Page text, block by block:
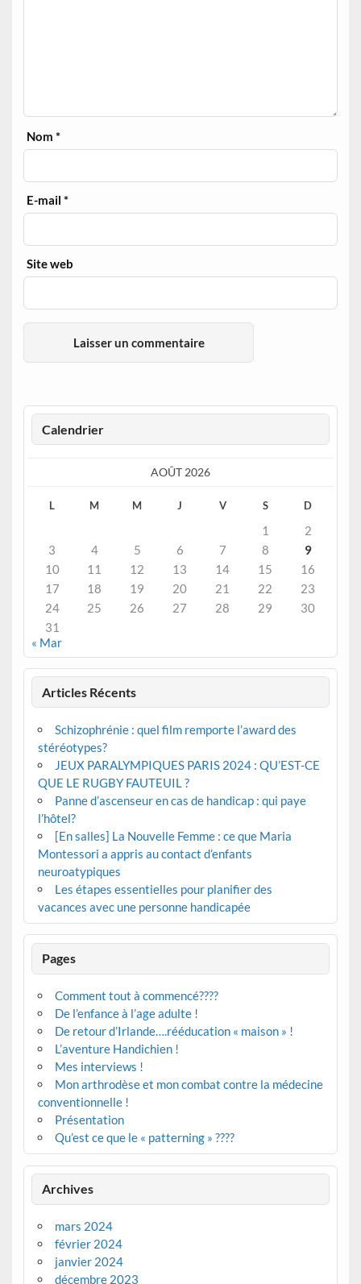
Nom*
E-mail*
Site web
Calendrier
AOÛT 2026
L M M J V S D
1
2
3
4 5 6 7 8
9
10
11 12 13 14 15
16
17
18 19 20 21 22
23
24
25 26 27 28 29
30
31
« Mar
Articles Récents
Schizophrénie : quel film remporte l’award des
stéréotypes?
JEUX PARALYMPIQUES PARIS 2024 : QU’EST-CE
QUE LE RUGBY FAUTEUIL ?
Panne d’ascenseur en cas de handicap : qui paye
l’hôtel?
[En salles] La Nouvelle Femme : ce que Maria
Montessori a appris au contact d’enfants
neuroatypiques
Les étapes essentielles pour planifier des
vacances avec une personne handicapée
Pages
Comment tout à commencé????
De l’enfance à l’age adulte !
De retour d’Irlande….rééducation « maison » !
L’aventure Handichien !
Mes interviews !
Mon arthrodèse et mon combat contre la médecine
conventionnelle !
Présentation
Qu’est ce que le « patterning » ????
Archives
mars 2024
février 2024
janvier 2024
décembre 2023